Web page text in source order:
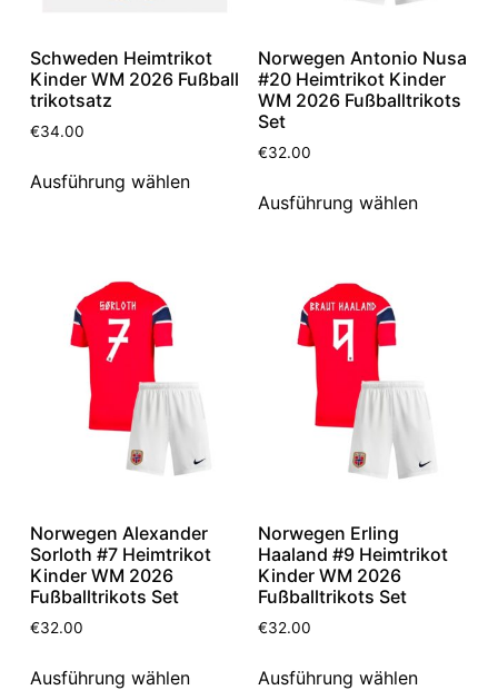
Schweden Heimtrikot
Kinder WM 2026 Fußball
trikotsatz
€34.00
Ausführung wählen
Norwegen Antonio Nusa
#20 Heimtrikot Kinder
WM 2026 Fußballtrikots
Set
€32.00
Ausführung wählen
Norwegen Alexander
Sorloth #7 Heimtrikot
Kinder WM 2026
Fußballtrikots Set
€32.00
Ausführung wählen
Norwegen Erling
Haaland #9 Heimtrikot
Kinder WM 2026
Fußballtrikots Set
€32.00
Ausführung wählen